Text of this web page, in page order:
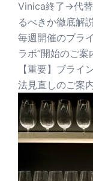
Vinica終了→代替
るべきか徹底解
毎週開催のブラ
ラボ”開始のご案
【重要】ブラ
法見直しのご案